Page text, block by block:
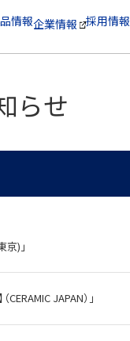
情報企業情報 採用情報
らせ
)」
JAPAN）」